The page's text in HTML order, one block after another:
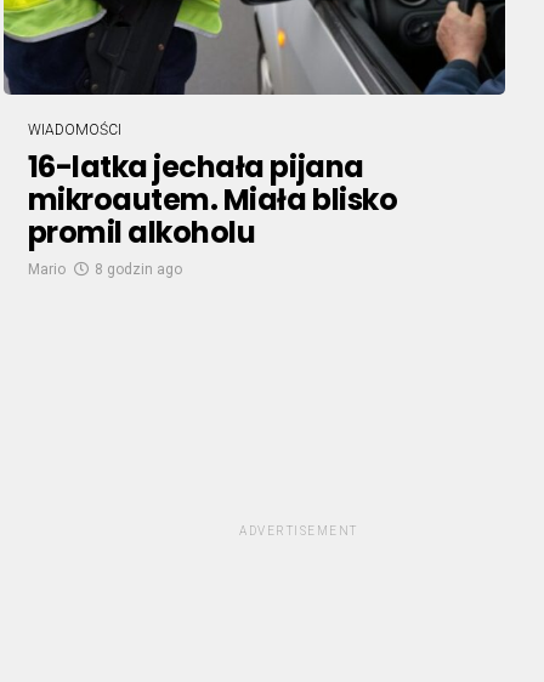
WIADOMOŚCI
16-latka jechała pijana
mikroautem. Miała blisko
promil alkoholu
Mario 8 godzin ago
ADVERTISEMENT